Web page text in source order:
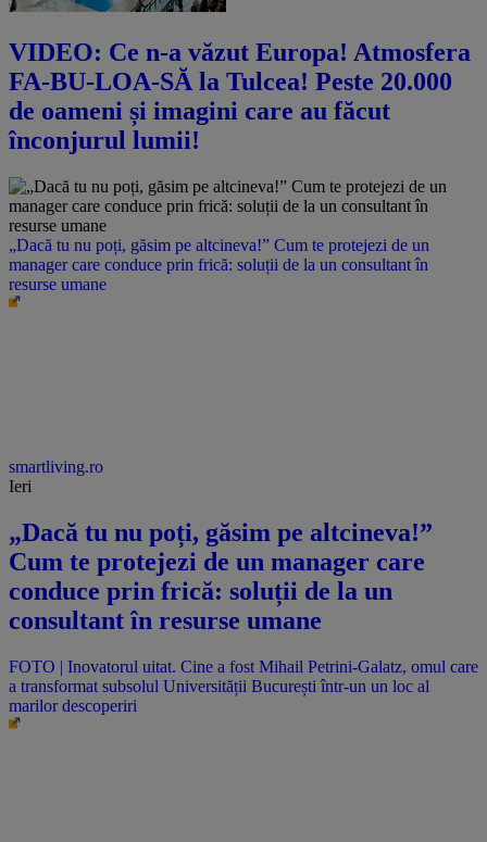
VIDEO: Ce n-a văzut Europa! Atmosfera
FA-BU-LOA-SĂ la Tulcea! Peste 20.000
de oameni și imagini care au făcut
înconjurul lumii!
„Dacă tu nu poți, găsim pe altcineva!” Cum te protejezi de un
manager care conduce prin frică: soluții de la un consultant în
resurse umane
smartliving.ro
Ieri
„Dacă tu nu poți, găsim pe altcineva!”
Cum te protejezi de un manager care
conduce prin frică: soluții de la un
consultant în resurse umane
FOTO | Inovatorul uitat. Cine a fost Mihail Petrini-Galatz, omul care
a transformat subsolul Universității București într-un un loc al
marilor descoperiri